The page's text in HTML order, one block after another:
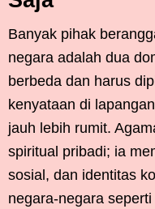
Banyak pihak
negara adalah dua
berbeda dan harus
kenyataan di
jauh lebih rumit.
spiritual pribadi; ia
sosial, dan identitas
negara-negara